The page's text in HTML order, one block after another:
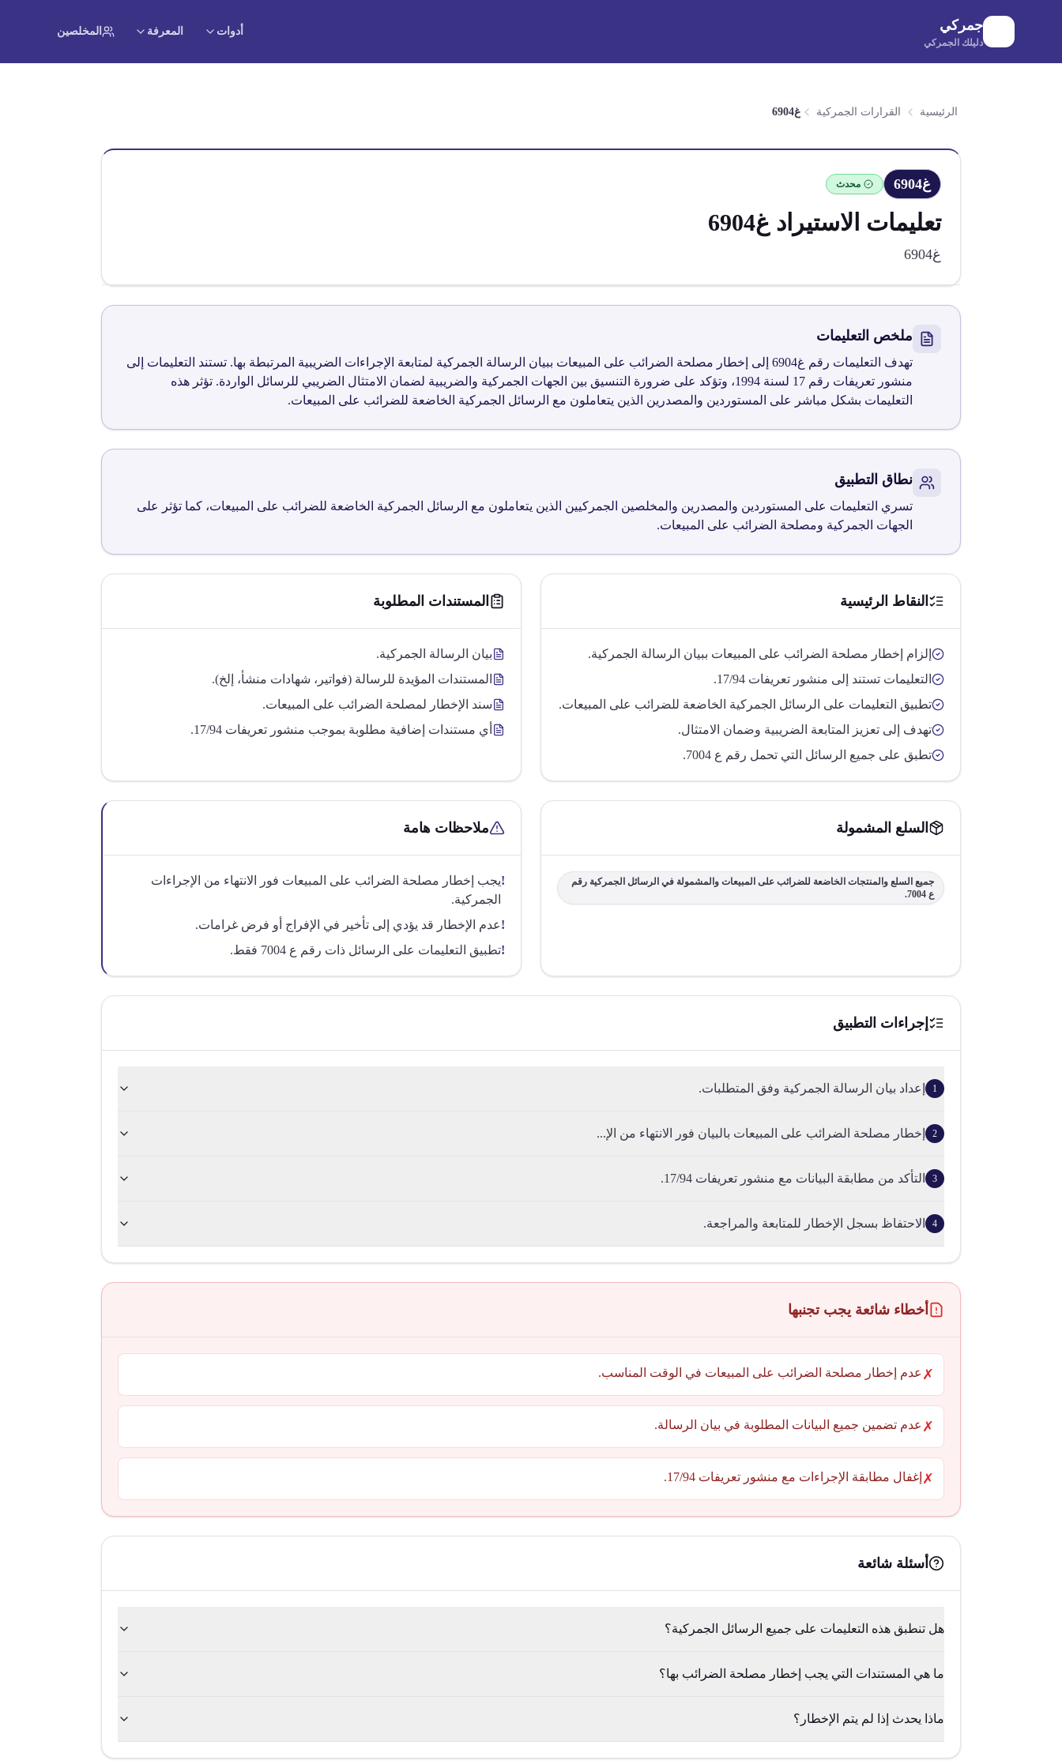
جمركي
دليلك الجمركي
أدوات المعرفة المخلصين
الرئيسية القرارات الجمركية غ6904
غ6904 محدث
تعليمات الاستيراد غ6904
غ6904
ملخص التعليمات
تهدف التعليمات رقم غ6904 إلى إخطار مصلحة الضرائب على المبيعات ببيان الرسالة الجمركية لمتابعة الإجراءات الضريبية المرتبطة بها. تستند التعليمات إلى
منشور تعريفات رقم 17 لسنة 1994، وتؤكد على ضرورة التنسيق بين الجهات الجمركية والضريبية لضمان الامتثال الضريبي للرسائل الواردة. تؤثر هذه
التعليمات بشكل مباشر على المستوردين والمصدرين الذين يتعاملون مع الرسائل الجمركية الخاضعة للضرائب على المبيعات.
نطاق التطبيق
تسري التعليمات على المستوردين والمصدرين والمخلصين الجمركيين الذين يتعاملون مع الرسائل الجمركية الخاضعة للضرائب على المبيعات، كما تؤثر على
الجهات الجمركية ومصلحة الضرائب على المبيعات.
النقاط الرئيسية
إلزام إخطار مصلحة الضرائب على المبيعات ببيان الرسالة الجمركية.
التعليمات تستند إلى منشور تعريفات 17/94.
تطبيق التعليمات على الرسائل الجمركية الخاضعة للضرائب على المبيعات.
تهدف إلى تعزيز المتابعة الضريبية وضمان الامتثال.
تطبق على جميع الرسائل التي تحمل رقم ع 7004.
المستندات المطلوبة
بيان الرسالة الجمركية.
المستندات المؤيدة للرسالة (فواتير، شهادات منشأ، إلخ).
سند الإخطار لمصلحة الضرائب على المبيعات.
أي مستندات إضافية مطلوبة بموجب منشور تعريفات 17/94.
السلع المشمولة
جميع السلع والمنتجات الخاضعة للضرائب على المبيعات والمشمولة في الرسائل الجمركية رقم
ع 7004.
ملاحظات هامة
!يجب إخطار مصلحة الضرائب على المبيعات فور الانتهاء من الإجراءات
الجمركية.
!عدم الإخطار قد يؤدي إلى تأخير في الإفراج أو فرض غرامات.
!تطبيق التعليمات على الرسائل ذات رقم ع 7004 فقط.
إجراءات التطبيق
1 إعداد بيان الرسالة الجمركية وفق المتطلبات.
2 إخطار مصلحة الضرائب على المبيعات بالبيان فور الانتهاء من الإ...
3 التأكد من مطابقة البيانات مع منشور تعريفات 17/94.
4 الاحتفاظ بسجل الإخطار للمتابعة والمراجعة.
أخطاء شائعة يجب تجنبها
✗ عدم إخطار مصلحة الضرائب على المبيعات في الوقت المناسب.
✗ عدم تضمين جميع البيانات المطلوبة في بيان الرسالة.
✗ إغفال مطابقة الإجراءات مع منشور تعريفات 17/94.
أسئلة شائعة
هل تنطبق هذه التعليمات على جميع الرسائل الجمركية؟
ما هي المستندات التي يجب إخطار مصلحة الضرائب بها؟
ماذا يحدث إذا لم يتم الإخطار؟